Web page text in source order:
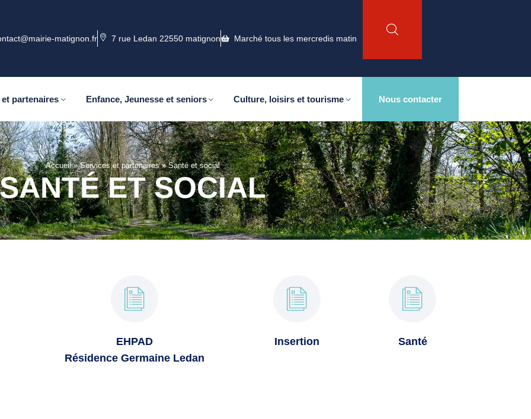
matignon.fr 7 rue Ledan 22550 matignon Marché tous les mercredis matin
partenaires Enfance, Jeunesse et seniors Culture, loisirs et tourisme Nous contacter
Accueil»Services et partenaires»Santé et social
SANTÉ ET SOCIAL
EHPAD
Résidence Germaine Ledan
Insertion Santé